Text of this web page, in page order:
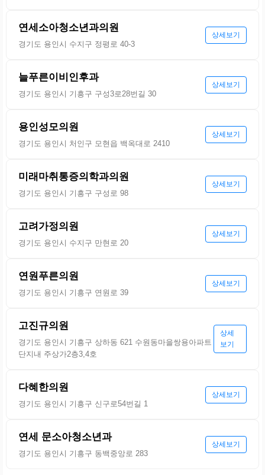
연세소아청소년과의원
경기도 용인시 수지구 정평로 40-3
상세보기
늘푸른이비인후과
경기도 용인시 기흥구 구성3로28번길 30
상세보기
용인성모의원
경기도 용인시 처인구 모현읍 백옥대로 2410
상세보기
미래마취통증의학과의원
경기도 용인시 기흥구 구성로 98
상세보기
고려가정의원
경기도 용인시 수지구 만현로 20
상세보기
연원푸른의원
경기도 용인시 기흥구 연원로 39
상세보기
고진규의원
경기도 용인시 기흥구 상하동 621 수원동마을쌍용아파트
단지내 주상가2층3,4호
상세
보기
다혜한의원
경기도 용인시 기흥구 신구로54번길 1
상세보기
연세 문소아청소년과
경기도 용인시 기흥구 동백중앙로 283
상세보기